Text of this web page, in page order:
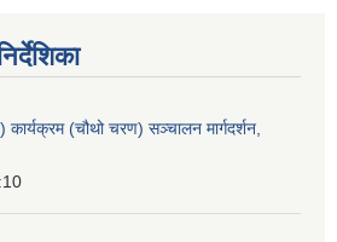
(चौथो चरण) सञ्चालन मार्गदर्शन,